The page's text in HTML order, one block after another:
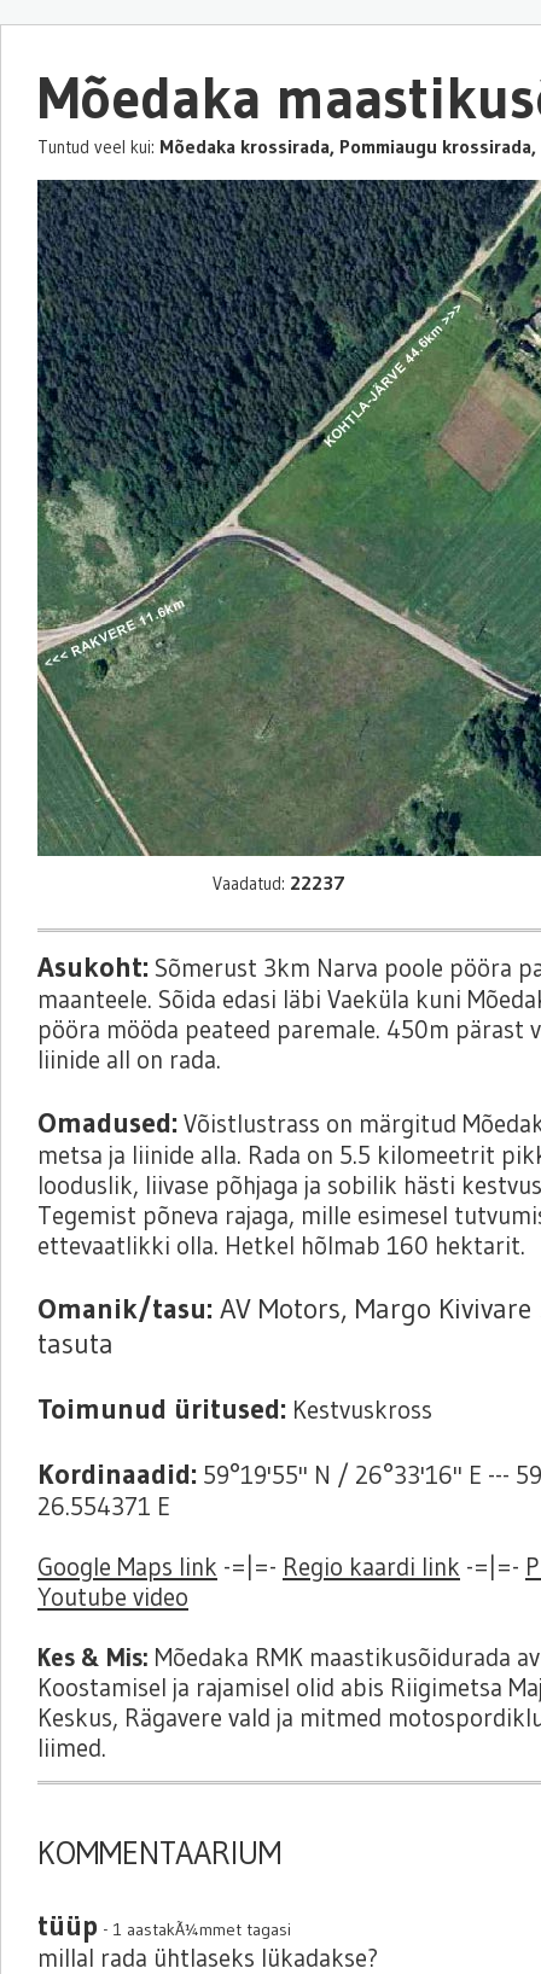
Mõedaka
Tuntud veel kui: Mõedaka krossirada, Pommiaugu krossirada,
Vaadatud: 22237
Asukoht: Sõmerust 3km Narva poole pööra
maanteele. Sõida edasi läbi Vaeküla kuni
pööra mööda peateed paremale. 450m pärast
liinide all on rada.
Omadused: Võistlustrass on märgitud
metsa ja liinide alla. Rada on 5.5 kilomeetrit
looduslik, liivase põhjaga ja sobilik hästi
Tegemist põneva rajaga, mille esimesel
ettevaatlikki olla. Hetkel hõlmab 160 hektarit.
Omanik/tasu: AV Motors, Margo
tasuta
Toimunud üritused: Kestvuskross
Kordinaadid: 59°19'55'' N / 26°33'16'' E ---
26.554371 E
Google Maps link -=|=- Regio kaardi link -=|=-
Youtube video
Kes & Mis: Mõedaka RMK maastikusõidurada
Koostamisel ja rajamisel olid abis Riigimetsa
Keskus, Rägavere vald ja mitmed
liimed.
KOMMENTAARIUM
tüüp - 1 aastakÃ¼mmet tagasi
millal rada ühtlaseks lükadakse?